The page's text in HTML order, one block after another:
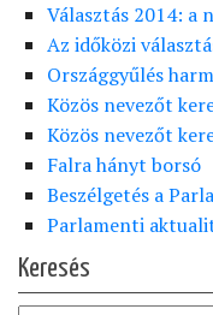
Választás 2014: a
Az időközi
Országgyűlés
Közös nevezőt
Közös nevezőt
Falra hányt borsó
Beszélgetés a
Parlamenti
Keresés